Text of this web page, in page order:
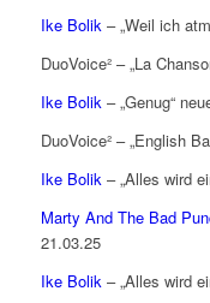
Ike Bolik – „Weil ich
DuoVoice² – „La
Ike Bolik– „Genug“
DuoVoice² – „English
Ike Bolik– „Alles wird
Marty And The Bad
21.03.25
Ike Bolik– „Alles wird